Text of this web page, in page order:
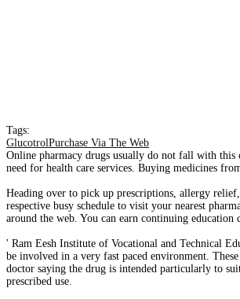
Tags:
GlucotrolPurchase Via The Web
Online pharmacy drugs usually do not fall with this
need for health care services. Buying medicines
Heading over to pick up prescriptions, allergy
respective busy schedule to visit your nearest
around the web. You can earn continuing
' Ram Eesh Institute of Vocational and Technical
be involved in a very fast paced environment.
doctor saying the drug is intended particularly to
prescribed use.